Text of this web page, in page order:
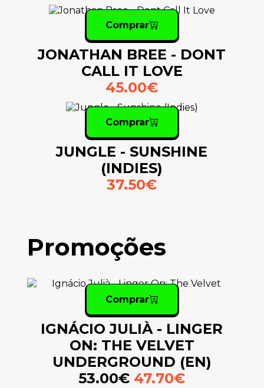
Comprar
JONATHAN BREE - DONT
CALL IT LOVE
45.00€
Comprar
JUNGLE - SUNSHINE
(INDIES)
37.50€
Promoções
Comprar
IGNÁCIO JULIÀ - LINGER
ON: THE VELVET
UNDERGROUND (EN)
53.00€ 47.70€